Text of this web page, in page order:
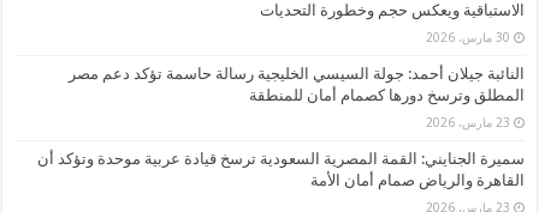
الاستباقية ويعكس حجم وخطورة التحديات
30 مارس، 2026
النائبة جيلان أحمد: جولة السيسي الخليجية رسالة حاسمة تؤكد دعم مصر
المطلق وترسخ دورها كصمام أمان للمنطقة
23 مارس، 2026
سميرة الجنايني: القمة المصرية السعودية ترسخ قيادة عربية موحدة وتؤكد أن
القاهرة والرياض صمام أمان الأمة
23 مارس، 2026